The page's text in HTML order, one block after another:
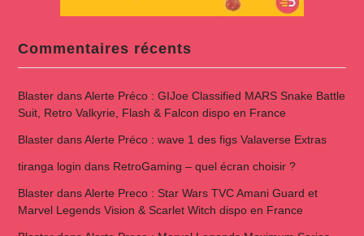
Commentaires récents
BlasterdansAlerte Préco : GIJoe Classified MARS Snake Battle
Suit, Retro Valkyrie, Flash & Falcon dispo en France
BlasterdansAlerte Préco : wave 1 des figs Valaverse Extras
tiranga login dans RetroGaming – quel écran choisir ?
BlasterdansAlerte Preco : Star Wars TVC Amani Guard et
Marvel Legends Vision & Scarlet Witch dispo en France